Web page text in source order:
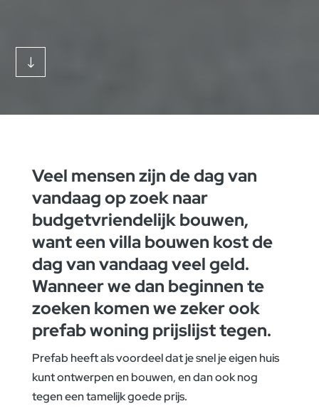
"
Veel mensen zijn de dag van
vandaag op zoek naar
budgetvriendelijk bouwen,
want een villa bouwen kost de
dag van vandaag veel geld.
Wanneer we dan beginnen te
zoeken komen we zeker ook
prefab woning prijslijst tegen.
Prefab heeft als voordeel dat je snel je eigen huis
kunt ontwerpen en bouwen, en dan ook nog
tegen een tamelijk goede prijs.